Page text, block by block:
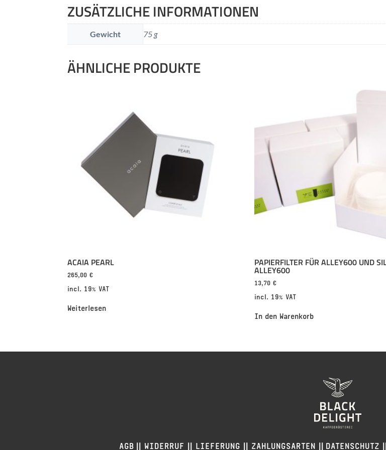
ZUSÄTZLICHE INFORMATIONEN
Gewicht 75 g
ÄHNLICHE PRODUKTE
ACAIA PEARL
265,00€
incl. 19% VAT
Weiterlesen
PAPIERFILTER FÜR ALLEY600 UND
ALLEY600
13,70 €
incl. 19% VAT
In den Warenkorb
AGB || WIDERRUF || LIEFERUNG || ZAHLUNGSARTEN || DATENSCHUTZ